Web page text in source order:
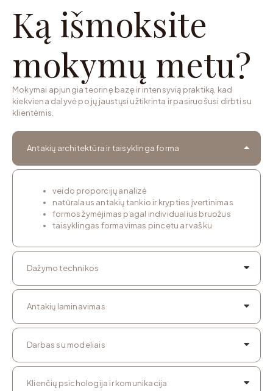
Ką išmoksite
mokymų metu?
Mokymai apjungia teorinę bazę ir intensyvią praktiką, kad
kiekviena dalyvė po jų jaustųsi užtikrinta ir pasiruošusi dirbti su
klientėmis.
Antakių architektūra ir taisyklinga forma
veido proporcijų analizė
natūralaus antakių tankio ir krypties įvertinimas
formos žymėjimas pagal individualius bruožus
taisyklingas formavimas pincetu ar vašku
Dažymo technikos
Antakių laminavimas
Darbas su modeliais
Klienčių psichologija ir komunikacija